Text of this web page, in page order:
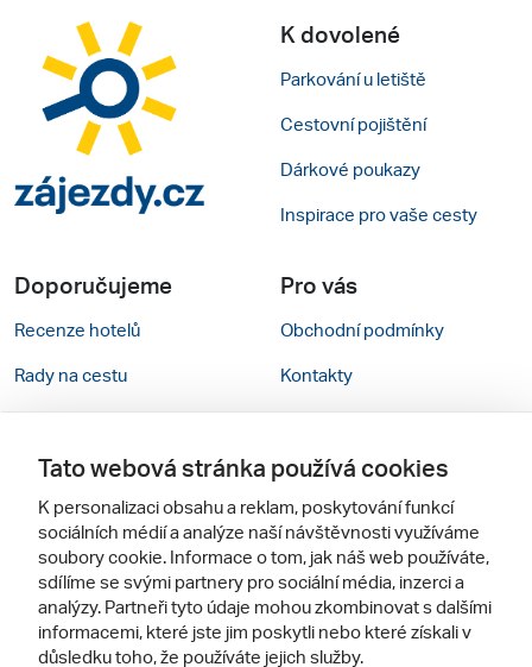
K dovolené
Parkování u letiště
Cestovní pojištění
Dárkové poukazy
Inspirace pro vaše cesty
Doporučujeme
Recenze hotelů
Rady na cestu
Cestovní kanceláře
Zájazdy.sk
Pro vás
Obchodní podmínky
Kontakty
Nastavení cookies
Verze webu pro PC
Sledujte nás
Tato webová stránka používá cookies
K personalizaci obsahu a reklam, poskytování funkcí
sociálních médií a analýze naší návštěvnosti využíváme
soubory cookie. Informace o tom, jak náš web používáte,
sdílíme se svými partnery pro sociální média, inzerci a
analýzy. Partneři tyto údaje mohou zkombinovat s dalšími
informacemi, které jste jim poskytli nebo které získali v
důsledku toho, že používáte jejich služby.